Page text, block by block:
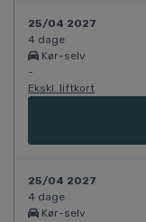
25/04 2027
4 dage
Kør-selv
-
Ekskl. liftkort
25/04 2027
4 dage
Kør-selv